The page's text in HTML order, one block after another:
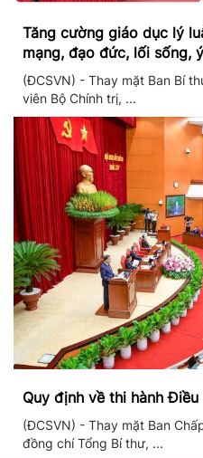
Tăng cường giáo dục lý
mạng, đạo đức, lối sống,
thống giáo dục quốc dân
(ĐCSVN) - Thay mặt Ban Bí
viên Bộ Chính trị, ...
Quy định về thi hành
(ĐCSVN) - Thay mặt Ban
đồng chí Tổng Bí thư, ...